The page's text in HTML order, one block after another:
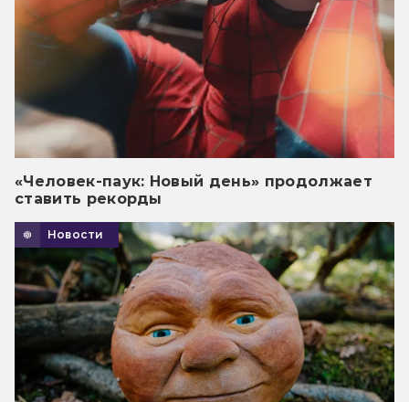
«Человек-паук: Новый день» продолжает
ставить рекорды
Новости